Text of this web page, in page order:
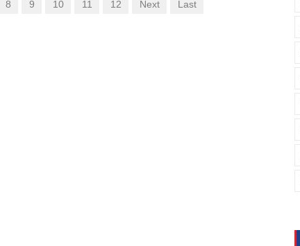
8 9 10 11 12 Next Last